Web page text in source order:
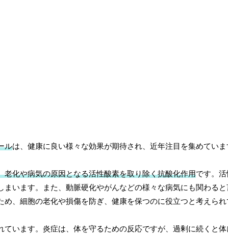
ルは、健康に良い様々な効果が期待され、近年注目を集めていま
化や病気の原因となる活性酸素を取り除く抗酸化作用です。
います。また、動脈硬化やがんなどの様々な病気にも関わると
、細胞の老化や損傷を防ぎ、健康を保つのに役立つと考えられ
ています。炎症は、体を守るための反応ですが、過剰に続くと